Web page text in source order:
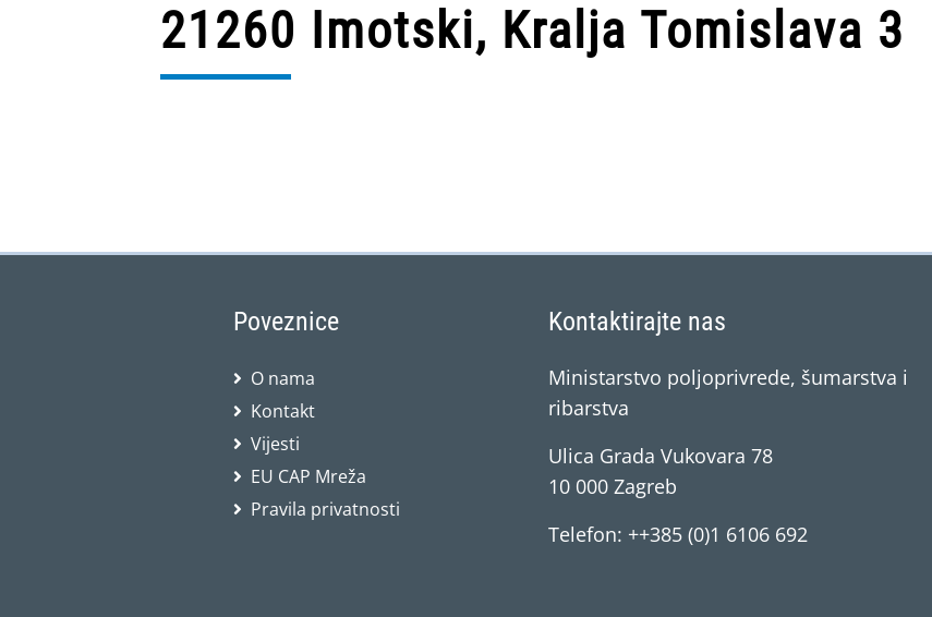
21260 Imotski, Kralja Tomislava 3
Poveznice
O nama
Kontakt
Vijesti
EU CAP Mreža
Pravila privatnosti
Kontaktirajte nas
Ministarstvo poljoprivrede, šumarstva i
ribarstva
Ulica Grada Vukovara 78
10 000 Zagreb
Telefon: ++385 (0)1 6106 692